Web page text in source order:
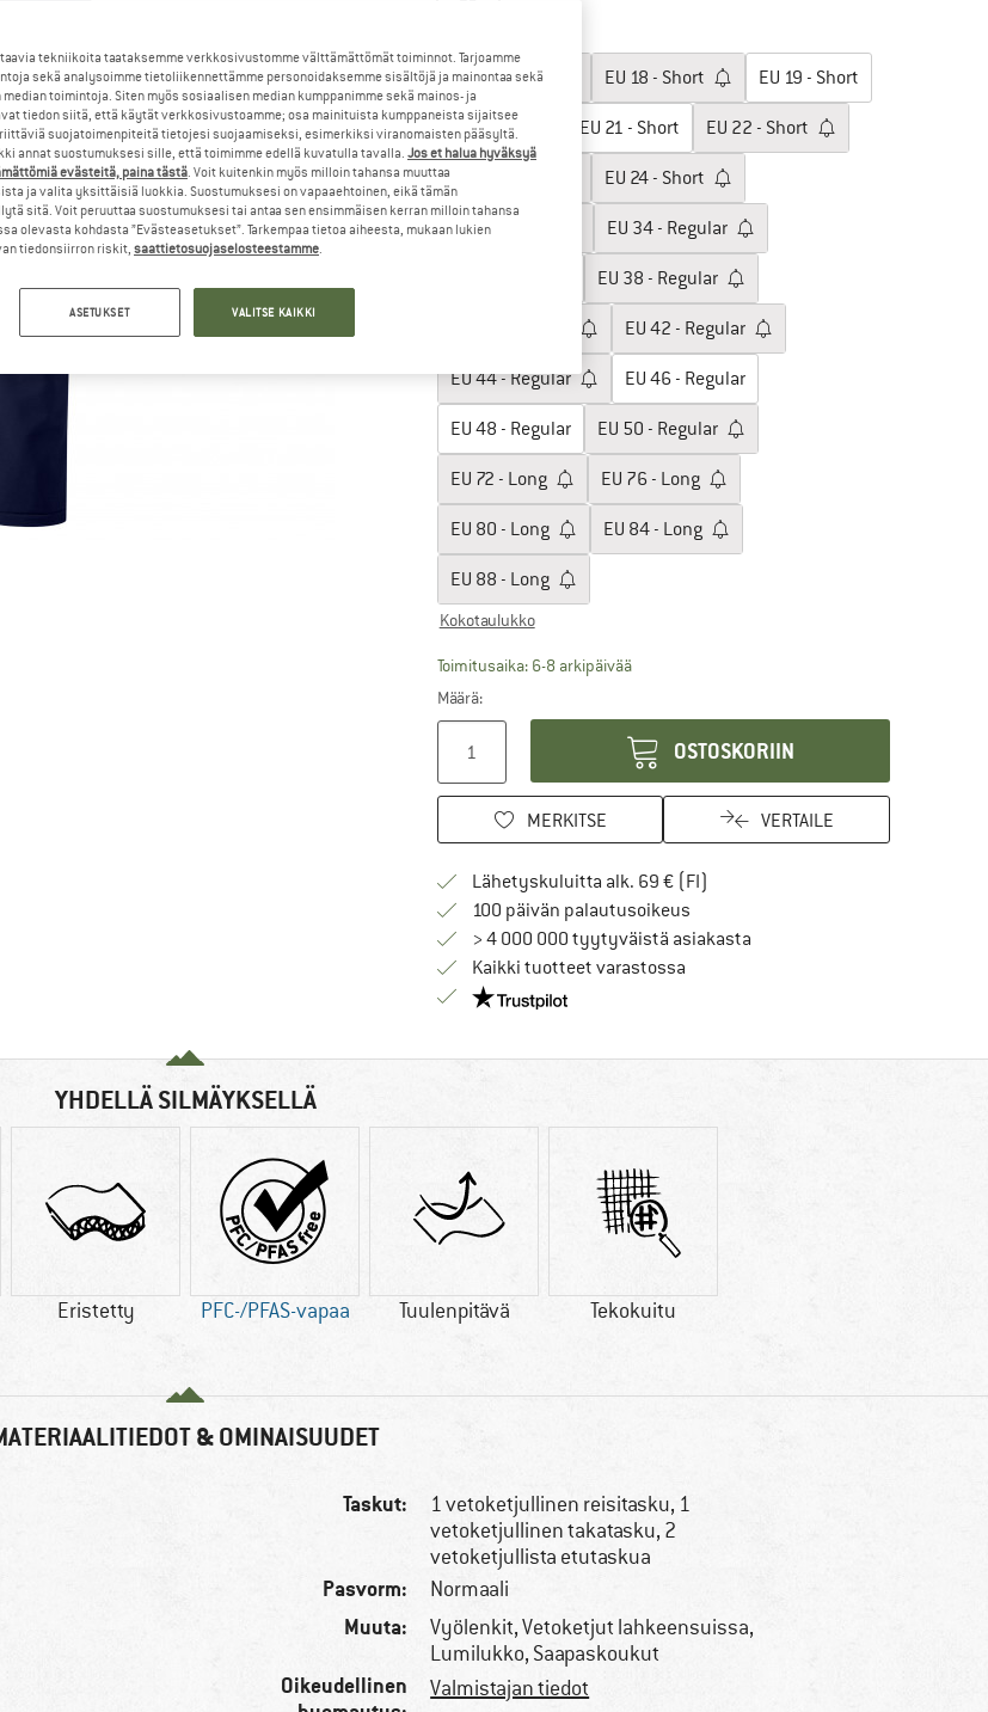
EU17 - Short EU 18 - Short EU 19 - Short
EU20 - Short EU 21 - Short EU 22 - Short
EU 24 - Short
EU25 - Short EU 34 - Regular
EU 38 - Regular
EU 42 - Regular
EU44 - Regular EU 46 - Regular
EU 48 - Regular EU 50 - Regular
EU 72 - Long EU 76 - Long
EU 80 - Long EU 84 - Long
EU 88 - Long
Kokotaulukko
Toimitusaika: 6-8 arkipäivääLinkki avautuu tietokentässä ja sisältää
Määrä:
OSTOSKORIIN
MERKITSE VERTAILE
Lähetyskuluitta alk. 69 € (FI)
100 päivän palautusoikeusSiirry palautusoikeuteen täältä
> 4 000 000 tyytyväistä asiakasta
Kaikki tuotteet varastossa
Meillä on Trustpilot -sertifiointi - lue lisää tästä!
YHDELLÄ SILMÄYKSELLÄ
Eristetty PFC-/PFAS-vapaa Tuulenpitävä Tekokuitu
& OMINAISUUDET
Taskut:
1 vetoketjullinen reisitasku, 1
vetoketjullinen takatasku, 2
vetoketjullista etutaskua
Pasvorm: Normaali
Muuta:
Vyölenkit, Vetoketjut lahkeensuissa,
Lumilukko, Saapaskoukut
Oikeudellinen
Valmistajan tiedot
tekniikoita taataksemme verkkosivustomme välttämättömät toiminnot. Tarjoamme
sekä analysoimme tietoliikennettämme personoidaksemme sisältöjä ja mainontaa sekä
toimintoja. Siten myös sosiaalisen median kumppanimme sekä mainos- ja
tiedon siitä, että käytät verkkosivustoamme; osa mainituista kumppaneista sijaitsee
suojatoimenpiteitä tietojesi suojaamiseksi, esimerkiksi viranomaisten pääsyltä.
annat suostumuksesi sille, että toimimme edellä kuvatulla tavalla. Jos et halua hyväksyä
evästeitä, paina tästä. Voit kuitenkin myös milloin tahansa muuttaa
ja valita yksittäisiä luokkia. Suostumuksesi on vapaaehtoinen, eikä tämän
sitä. Voit peruuttaa suostumuksesi tai antaa sen ensimmäisen kerran milloin tahansa
olevasta kohdasta ”Evästeasetukset”. Tarkempaa tietoa aiheesta, mukaan lukien
tiedonsiirron riskit, saattietosuojaselosteestamme.
ASETUKSET VALITSE KAIKKI